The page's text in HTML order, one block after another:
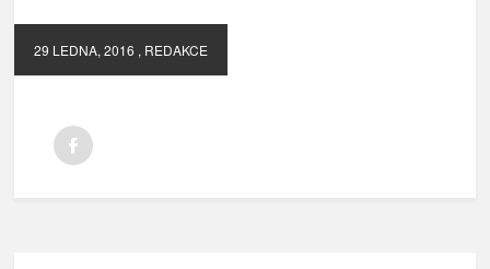
29 LEDNA, 2016 , REDAKCE